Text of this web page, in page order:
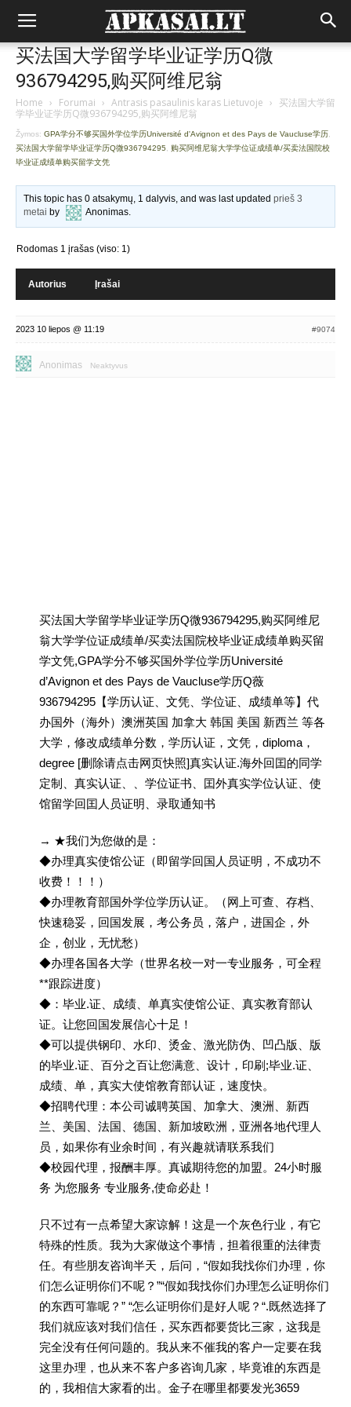
买法国大学留学毕业证学历Q微
936794295,购买阿维尼翁
Home › Forumai › Antrasis pasaulinis karas Lietuvoje › 买法国大学留
学毕业证学历Q微936794295,购买阿维尼翁
Žymos: GPA学分不够买国外学位学历Université d'Avignon et des Pays de Vaucluse学历
买法国大学留学毕业证学历Q微936794295
购买阿维尼翁大学学位证成绩单/买卖法国院校
毕业证成绩单购买留学文凭
This topic has 0 atsakymų, 1 dalyvis, and was last updatedprieš 3
metai by Anonimas.
Rodomas 1 įrašas (viso: 1)
Autorius Įrašai
2023 10 liepos @ 11:19 #9074
Anonimas Neaktyvus
买法国大学留学毕业证学历Q微936794295,购买阿维尼
翁大学学位证成绩单/买卖法国院校毕业证成绩单购买留
学文凭,GPA学分不够买国外学位学历Université
d’Avignon et des Pays de Vaucluse学历Q薇
936794295【学历认证、文凭、学位证、成绩单等】代
办国外（海外）澳洲英国 加拿大 韩国 美国 新西兰 等各
大学，修改成绩单分数，学历认证，文凭，diploma，
degree [删除请点击网页快照]真实认证.海外回囯的同学
定制、真实认证、、学位证书、囯外真实学位认证、使
馆留学回囯人员证明、录取通知书
→ ★我们为您做的是：
◆办理真实使馆公证（即留学回国人员证明，不成功不
收费！！！）
◆办理教育部国外学位学历认证。（网上可查、存档、
快速稳妥，回国发展，考公务员，落户，进国企，外
企，创业，无忧愁）
◆办理各国各大学（世界名校一对一专业服务，可全程
**跟踪进度）
◆：毕业.证、成绩、单真实使馆公证、真实教育部认
证。让您回国发展信心十足！
◆可以提供钢印、水印、烫金、激光防伪、凹凸版、版
的毕业.证、百分之百让您满意、设计，印刷;毕业.证、
成绩、单，真实大使馆教育部认证，速度快。
◆招聘代理：本公司诚聘英国、加拿大、澳洲、新西
兰、美国、法国、德国、新加坡欧洲，亚洲各地代理人
员，如果你有业余时间，有兴趣就请联系我们
◆校园代理，报酬丰厚。真诚期待您的加盟。24小时服
务 为您服务 专业服务,使命必赴！
只不过有一点希望大家谅解！这是一个灰色行业，有它
特殊的性质。我为大家做这个事情，担着很重的法律责
任。有些朋友咨询半天，后问，“假如我找你们办理，你
们怎么证明你们不呢？”“假如我找你们办理怎么证明你们
的东西可靠呢？” “怎么证明你们是好人呢？“.既然选择了
我们就应该对我们信任，买东西都要货比三家，这我是
完全没有任何问题的。我从来不催我的客户一定要在我
这里办理，也从来不客户多咨询几家，毕竟谁的东西是
的，我相信大家看的出。金子在哪里都要发光3659